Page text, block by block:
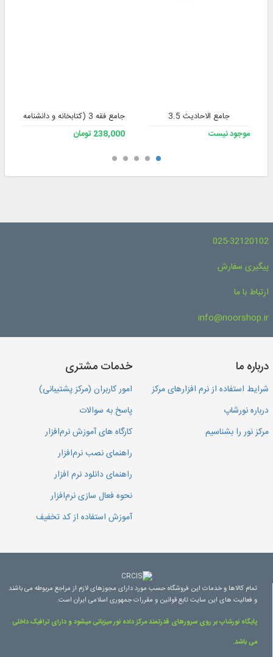
جامع الاحادیث 3.5
موجود نیست
جامع فقه 3 (کتابخانه و دانشنامه تخصصی فقه)
238,000 تومان
025-32120102
پیگیری سفارش
ارتباط با ما
info@noorshop.ir
درباره ما
شرایط استفاده از نرم افزارهای مرکز
درباره نورشاپ
مرکز نور را بشناسیم
خدمات مشتری
امور کاربران (مرکز پشتیبانی)
پاسخ به سوالات
کارگاه های آموزش نرم‌افزار
راهنمای نصب نرم‌افزار
راهنمای دانلود نرم افزار
نحوه فعال سازی نرم‌افزار
آموزش استفاده از کد تخفیف
تمام کالاها و خدمات این فروشگاه حسب مورد دارای مجوزهای لازم از مراجع مربوطه می باشند
و فعالیت های این سایت تابع قوانین و مقررات جمهوری اسلامی ایران است.
پایگاه نورشاپ بر روی سرورهای قدرتمند مرکز داده نور میزبانی میشود و دارای ترافیک داخلی
می باشد.